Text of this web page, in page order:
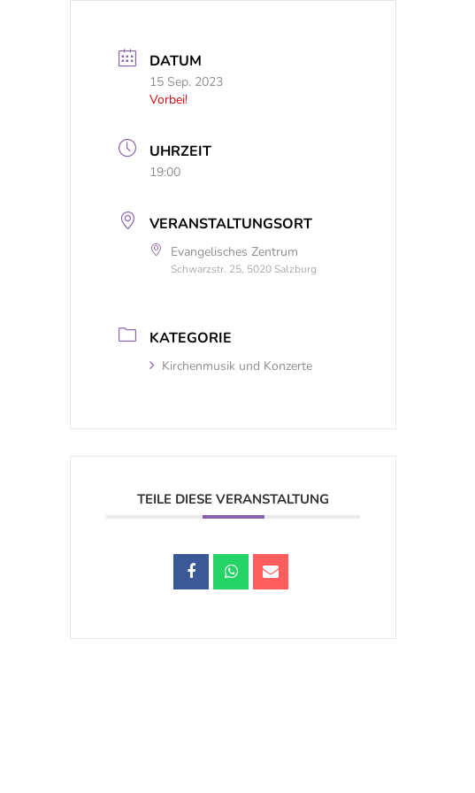
DATUM
15 Sep. 2023
Vorbei!
UHRZEIT
19:00
VERANSTALTUNGSORT
Evangelisches Zentrum
Schwarzstr. 25, 5020 Salzburg
KATEGORIE
Kirchenmusik und Konzerte
TEILE DIESE VERANSTALTUNG